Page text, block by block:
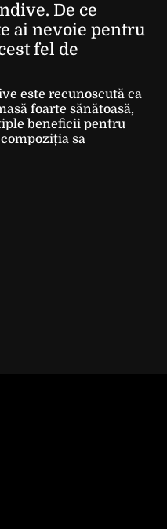
De ce
ai nevoie pentru
fel de
este recunoscută ca
foarte sănătoasă,
beneficii pentru
sa